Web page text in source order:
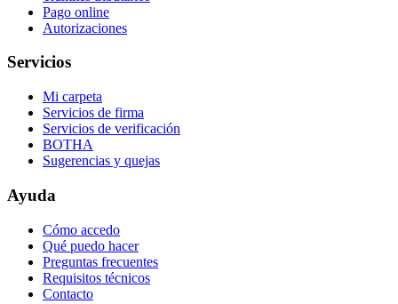
Pago online
Autorizaciones
Servicios
Mi carpeta
Servicios de firma
Servicios de verificación
BOTHA
Sugerencias y quejas
Ayuda
Cómo accedo
Qué puedo hacer
Preguntas frecuentes
Requisitos técnicos
Contacto